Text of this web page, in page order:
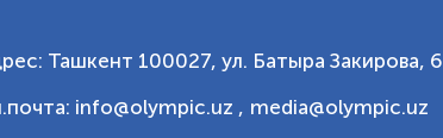
Ташкент 100027, ул. Батыра Закирова, 6
info@olympic.uz , media@olympic.uz